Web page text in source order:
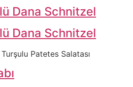
Dana Schnitzel
Dana Schnitzel
Patetes Salatası